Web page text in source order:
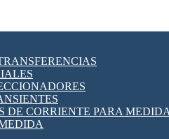
DE CORRIENTE PARA